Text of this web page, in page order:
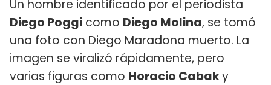
Un hombre identificado por el periodista
Diego Poggi como Diego Molina, se tomó
una foto con Diego Maradona muerto. La
imagen se viralizó rápidamente, pero
varias figuras como Horacio Cabaky